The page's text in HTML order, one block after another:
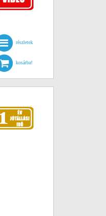
részletek
kosárba!